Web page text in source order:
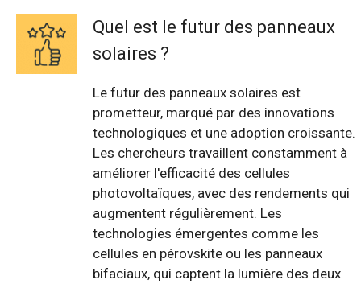
Quel est le futur des panneaux
solaires ?
Le futur des panneaux solaires est
prometteur, marqué par des innovations
technologiques et une adoption croissante.
Les chercheurs travaillent constamment à
améliorer l'efficacité des cellules
photovoltaïques, avec des rendements qui
augmentent régulièrement. Les
technologies émergentes comme les
cellules en pérovskite ou les panneaux
bifaciaux, qui captent la lumière des deux